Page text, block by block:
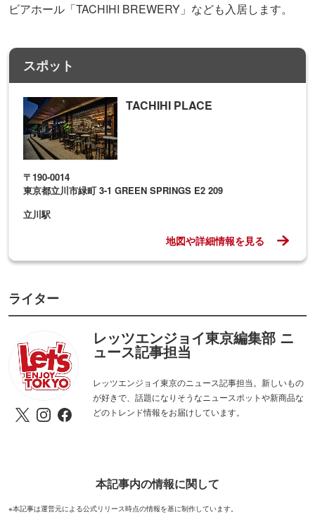
ビアホール「TACHIHI BREWERY」なども入居します。
スポット
TACHIHI PLACE
〒190-0014
東京都立川市緑町 3-1 GREEN SPRINGS E2 209
立川駅
地図や詳細情報を見る
ライター
レッツエンジョイ東京編集部 ニ
ュース記事担当
レッツエンジョイ東京のニュース記事担当。新しいもの
が好きで、話題になりそうなニュースポットや新商品な
どのトレンド情報をお届けしています。
本記事内の情報に関して
※本記事は運営元による公式リリース時点の情報を基に制作しています。